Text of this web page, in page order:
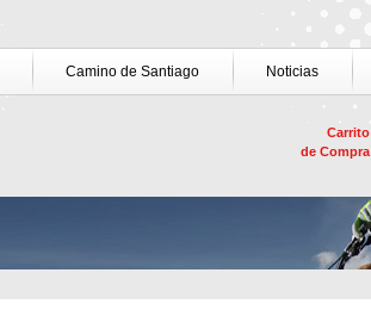
Camino de Santiago Noticias
Carrito
de Compra